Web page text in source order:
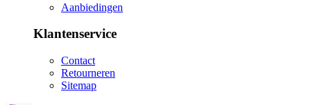
Aanbiedingen
Klantenservice
Contact
Retourneren
Sitemap